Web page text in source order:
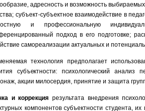
адресность и возможность
субъект-субъектное взаимодействие в
и профессиональную
подход в его подготовке;
самореализации актуальных и
технология предполагает
субъектности: психологический анализ
акции милосердия, принятие и защита
и коррекция результата внедрения
компонентов субъектности студента,